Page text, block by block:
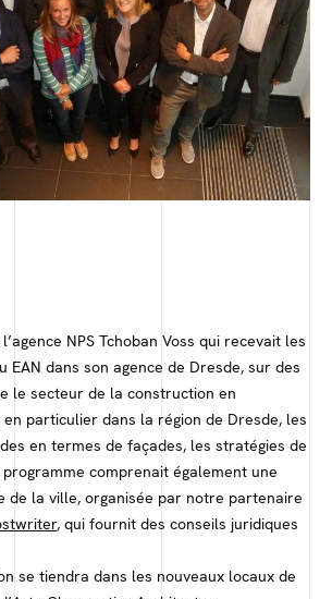
NPS Tchoban Voss qui recevait les
EAN dans son agence de Dresde, sur des
le secteur de la construction en
en particulier dans la région de Dresde, les
en termes de façades, les stratégies de
comprenait également une
de la ville, organisée par notre partenaire
, qui fournit des conseils juridiques
se tiendra dans les nouveaux locaux de